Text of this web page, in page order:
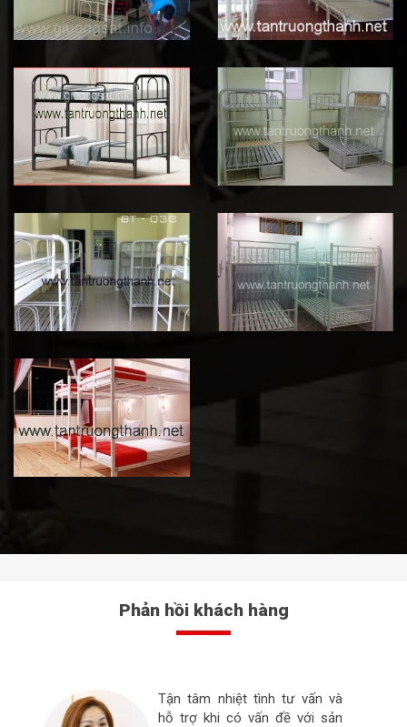
Phản hồi khách hàng
Tận tâm nhiệt tình tư vấn và
hỗ trợ khi có vấn đề với sản